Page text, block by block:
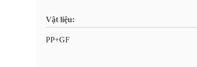
Vật liệu:
PP+GF